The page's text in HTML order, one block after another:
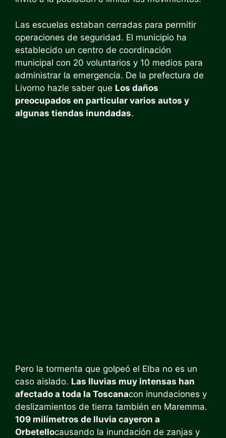
Las escuelas estaban cerradas para permitir
operaciones de seguridad. El municipio ha
establecido un centro de coordinación
municipal con 20 voluntarios y 10 medios para
administrar la emergencia. De la prefectura de
Livorno hazle saber que Los daños
preocupados en particular varios autos y
algunas tiendas inundadas.
Pero la tormenta que golpeó el Elba no es un
caso aislado. Las lluvias muy intensas han
afectado a toda la Toscanacon inundaciones y
deslizamientos de tierra también en Maremma.
109 milímetros de lluvia cayeron a
Orbetellocausando la inundación de zanjas y